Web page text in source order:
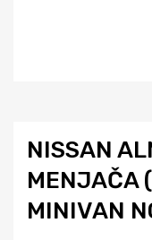
NISSAN
MINIVAN